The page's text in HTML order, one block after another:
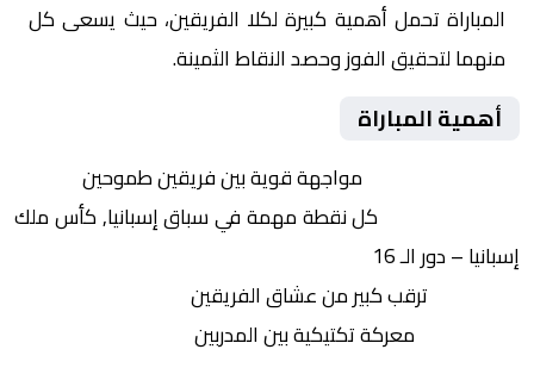
المباراة تحمل أهمية كبيرة لكلا الفريقين، حيث يسعى كل
منهما لتحقيق الفوز وحصد النقاط الثمينة.
أهمية المباراة
مواجهة قوية بين فريقين طموحين
كل نقطة مهمة في سباق إسبانيا, كأس ملك
إسبانيا – دور الـ 16
ترقب كبير من عشاق الفريقين
معركة تكتيكية بين المدربين